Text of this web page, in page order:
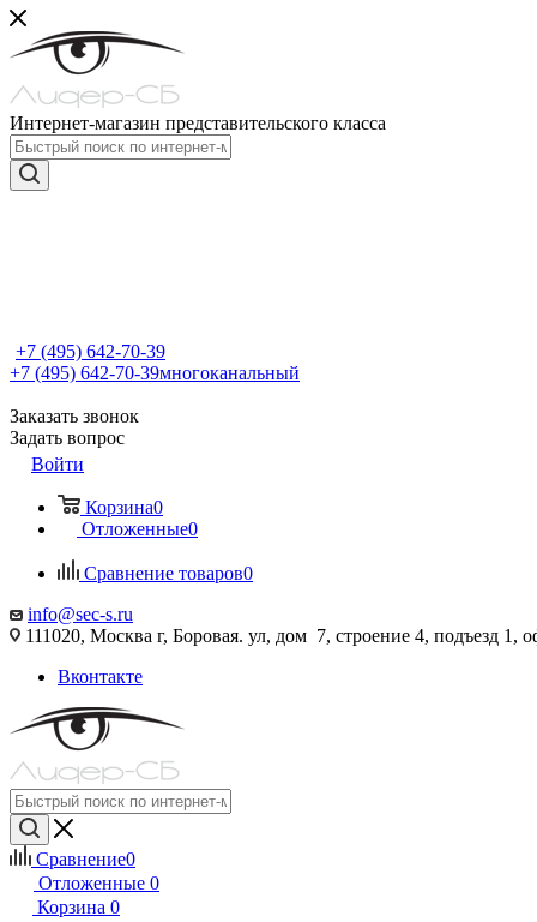
Интернет-магазин представительского класса
+7 (495) 642-70-39
+7 (495) 642-70-39многоканальный
Заказать звонок
Задать вопрос
Войти
Корзина0
Отложенные0
Сравнение товаров0
info@sec-s.ru
111020, Москва г, Боровая. ул, дом 7, строение 4, подъезд 1,
Вконтакте
Сравнение0
Отложенные 0
Корзина 0